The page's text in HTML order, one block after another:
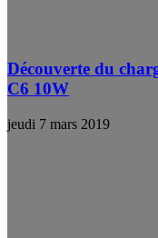
Découverte du
C6 10W
jeudi 7 mars 2019